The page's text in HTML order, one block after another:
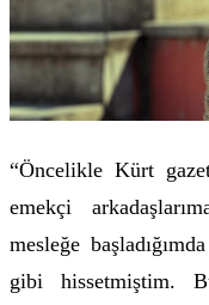
“Öncelikle Kürt
emekçi
mesleğe
gibi hissetmiştim.